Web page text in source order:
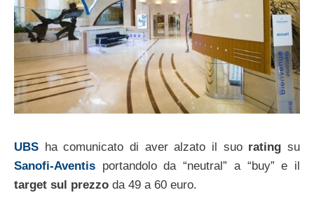
UBS ha comunicato di aver alzato il suo rating su
Sanofi-Aventis portandolo da “neutral” a “buy” e il
target sul prezzo da 49 a 60 euro.